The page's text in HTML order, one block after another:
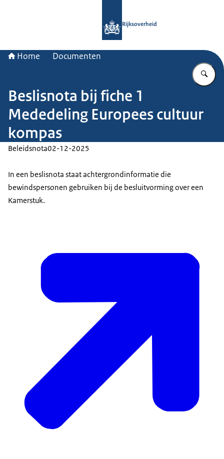
Rijksoverheid
Home Documenten
Beslisnota bij fiche 1
Mededeling Europees cultuur
kompas
Beleidsnota02-12-2025
In een beslisnota staat achtergrondinformatie die
bewindspersonen gebruiken bij de besluitvorming over een
Kamerstuk.